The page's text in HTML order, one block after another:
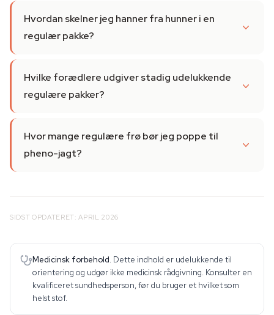
Hvordan skelner jeg hanner fra hunner i en
regulær pakke?
Hvilke forædlere udgiver stadig udelukkende
regulære pakker?
Hvor mange regulære frø bør jeg poppe til
pheno-jagt?
SIDST OPDATERET: APRIL 2026
Medicinsk forbehold. Dette indhold er udelukkende til
orientering og udgør ikke medicinsk rådgivning. Konsulter en
kvalificeret sundhedsperson, før du bruger et hvilket som
helst stof.